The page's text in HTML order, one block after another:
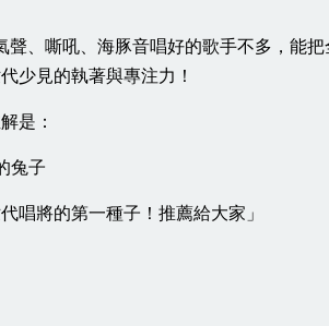
聲、嘶吼、海豚音唱好的歌手不多，能
少見的執著與專注力！
是：
兔子
唱將的第一種子！推薦給大家」